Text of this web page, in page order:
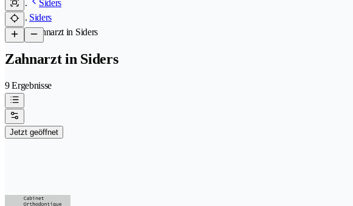
Siders
Siders
/Zahnarzt in Siders
Zahnarzt in Siders
9 Ergebnisse
Jetzt geöffnet